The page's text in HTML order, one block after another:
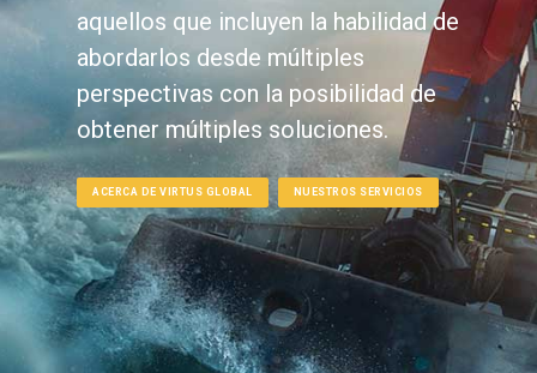
aquellos que incluyen la habilidad de
abordarlos desde múltiples
perspectivas con la posibilidad de
obtener múltiples soluciones.
ACERCA DE VIRTUS GLOBAL NUESTROS SERVICIOS